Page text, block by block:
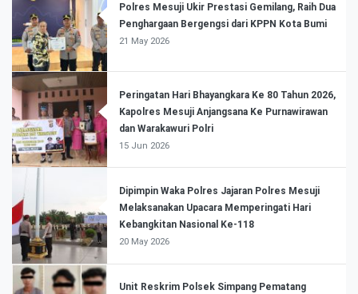
Polres Mesuji Ukir Prestasi Gemilang, Raih Dua
Penghargaan Bergengsi dari KPPN Kota Bumi
21 May 2026
Peringatan Hari Bhayangkara Ke 80 Tahun 2026,
Kapolres Mesuji Anjangsana Ke Purnawirawan
dan Warakawuri Polri
15 Jun 2026
Dipimpin Waka Polres Jajaran Polres Mesuji
Melaksanakan Upacara Memperingati Hari
Kebangkitan Nasional Ke-118
20 May 2026
Unit Reskrim Polsek Simpang Pematang